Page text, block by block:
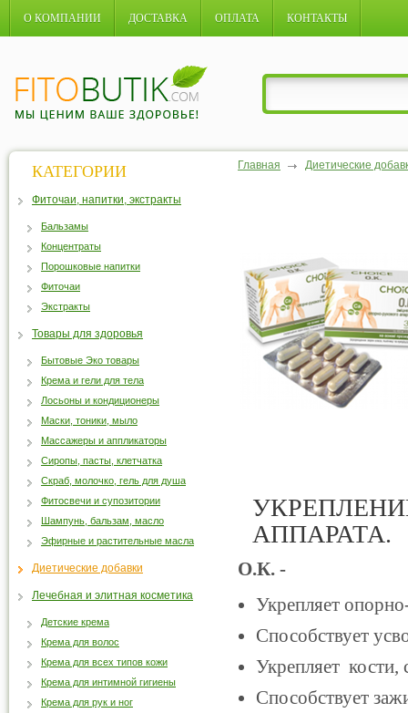
О КОМПАНИИ ДОСТАВКА ОПЛАТА КОНТАКТЫ
Главная Диетические
АППАРАТА.
О.К. -
Укрепляет
Способствует
Укрепляет кости,
Способствует
КАТЕГОРИИ
Фиточаи, напитки, экстракты
Бальзамы
Концентраты
Порошковые напитки
Фиточаи
Экстракты
Товары для здоровья
Бытовые Эко товары
Крема и гели для тела
Лосьоны и кондиционеры
Маски, тоники, мыло
Массажеры и аппликаторы
Сиропы, пасты, клетчатка
Скраб, молочко, гель для душа
Фитосвечи и супозитории
Шампунь, бальзам, масло
Эфирные и растительные масла
Диетические добавки
Лечебная и элитная косметика
Детские крема
Крема для волос
Крема для всех типов кожи
Крема для интимной гигиены
Крема для рук и ног